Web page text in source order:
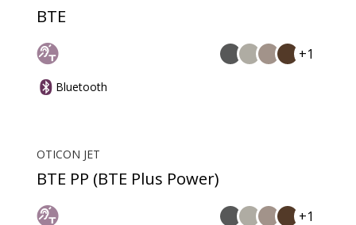
BTE
+1
Bluetooth
OTICON JET
BTE PP (BTE Plus Power)
+1